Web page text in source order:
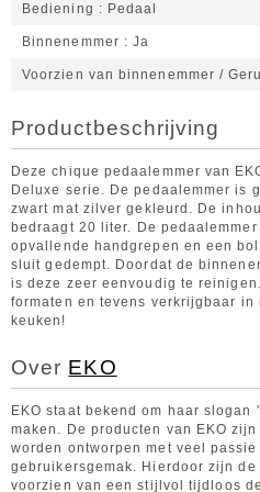
Bediening Pedaal
Binnenemmer Ja
Voorzien van binnenemmer /
Productbeschrijving
Deze chique pedaalemmer van
Deluxe serie. De pedaalemmer is
zwart mat zilver gekleurd. De
bedraagt 20 liter. De
opvallende handgrepen en een
sluit gedempt. Doordat de
is deze zeer eenvoudig te
formaten en tevens verkrijgbaar in
keuken!
Over EKO
EKO staat bekend om haar
maken. De producten van EKO
worden ontworpen met veel
gebruikersgemak. Hierdoor zijn
voorzien van een stijlvol tijdloos